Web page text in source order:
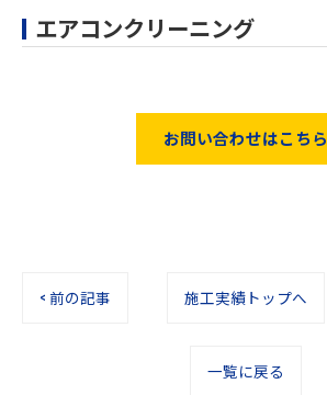
エアコンクリーニング
お問い合わせはこちら
< 前の記事 施工実績トップへ
一覧に戻る